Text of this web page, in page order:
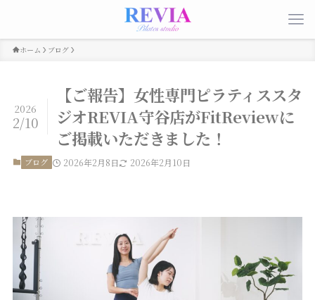
ホーム ブログ
【ご報告】女性専門ピラティススタ
ジオREVIA守谷店がFitReviewに
ご掲載いただきました！
2026
2/10
ブログ 2026年2月8日 2026年2月10日